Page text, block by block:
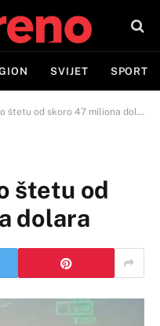
SVIJET SPORT
štetu od skoro 47 miliona dolara
štetu od
dolara